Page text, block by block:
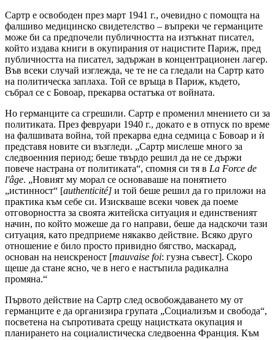
Сартр е освободен през март 1941 г., очевидно с помощта на
фалшиво медицинско свидетелство – въпреки че германците
може би са предпочели публичността на изтъкнат писател,
който издава книги в окупирания от нацистите Париж, пред
публичността на писател, задържан в концентрационен лагер.
Във всеки случай изглежда, че те не са гледали на Сартр като
на политическа заплаха. Той се връща в Париж, където,
събрал се с Бовоар, прекарва остатъка от войната.
Но германците са сгрешили. Сартр е променил мнението си за
политиката. През февруари 1940 г., докато е в отпуск по време
на фалшивата война, той прекарва една седмица с Бовоар и ѝ
представя новите си възгледи. „Сартр мислеше много за
следвоенния период; беше твърдо решил да не се държи
повече настрана от политиката“, спомня си тя в La Force de
l'âge. „Новият му морал се основаваше на понятието
„истинност“ [authenticité] и той беше решил да го приложи на
практика към себе си. Изискваше всеки човек да поеме
отговорността за своята житейска ситуация и единственият
начин, по който можеше да го направи, беше да надскочи тази
ситуация, като предприеме някакво действие. Всяко друго
отношение е било просто привидно бягство, маскарад,
основан на неискреност [mauvaise foi: гузна съвест]. Скоро
щеше да стане ясно, че в него е настъпила радикална
промяна.“
Първото действие на Сартр след освобождаването му от
германците е да организира групата „Социализъм и свобода“,
посветена на съпротивата срещу нацистката окупация и
планирането на социалистическа следвоенна Франция. Към